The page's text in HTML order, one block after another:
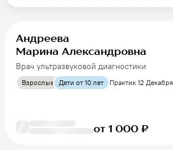
Андреева
Марина Александровна
Врач ультразвуковой диагностики
Взрослые Дети от 10 лет Практик 12 Декабря
от 1 000 ₽